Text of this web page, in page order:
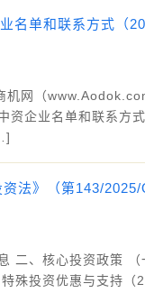
名单和联系方式（
机网（
资企业名单和联系方
法》（第143/2025/
二、核心投资政策 （
殊投资优惠与支持（